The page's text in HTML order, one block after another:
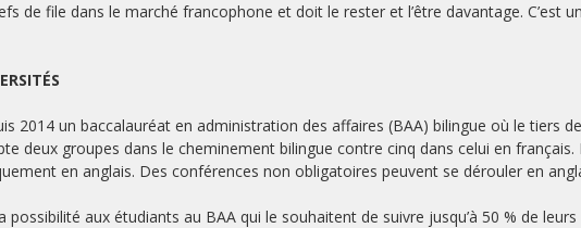
de file dans le marché francophone et doit le rester et l’être davantage. C’est
2014 un baccalauréat en administration des affaires (BAA) bilingue où le tiers
deux groupes dans le cheminement bilingue contre cinq dans celui en français.
en anglais. Des conférences non obligatoires peuvent se dérouler en
possibilité aux étudiants au BAA qui le souhaitent de suivre jusqu’à 50 % de leurs